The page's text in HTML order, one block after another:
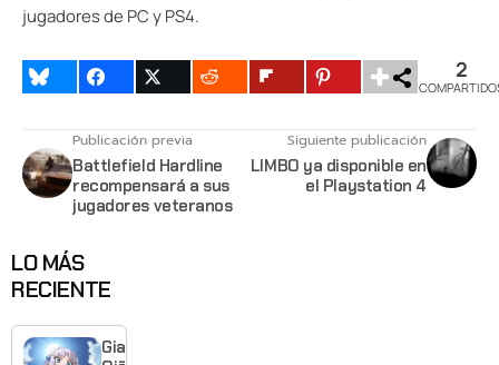
jugadores de PC y PS4.
2
Publicación previa
Battlefield Hardline
recompensará a sus
jugadores veteranos
Siguiente publicación
LIMBO ya disponible en
el Playstation 4
LO MÁS
RECIENTE
Giant